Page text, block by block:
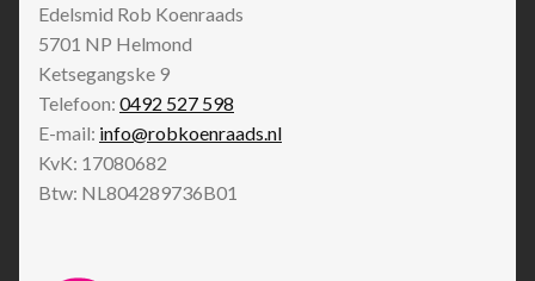
Edelsmid Rob Koenraads
5701 NP Helmond
Ketsegangske 9
Telefoon: 0492 527 598
E-mail: info@robkoenraads.nl
KvK: 17080682
Btw: NL804289736B01